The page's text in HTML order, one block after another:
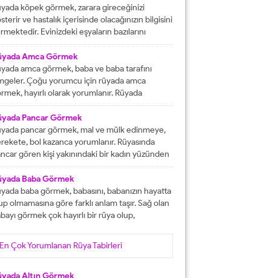
olmasına işaret etmektedir. İşlerinizin
gideceğini gösterirken, ömür boyu
olan konforlu bir hayatın varlığına delalet
Ağız tadınızı bozan faktörleri...
köpek görmek, zarara gireceğinizi
ve hastalık içerisinde olacağınızın bilgisini
Evinizdeki eşyaların bazılarını
delalet etmektedir. Kuvvetsiz
durumun içerisinde kalacağınızın ve rahatsızlık
olacağınızın haberini vermektedir.
dönemlerin içerisinde olacağınızın
verir ve kendinizi başarısız
işaret olacaktır. Diğer yandan ise
yapacak olan kişilerden dolayı başınızın...
Amca Görmek
amca görmek, baba ve baba tarafını
Çoğu yorumcu için rüyada amca
hayırlı olarak yorumlanır. Rüyada
gören kişi, kısa süre içerisinde
çözüp, huzura kavuşacak demektir.
bu rüyayı gören kişinin sağlık sıkıntıları varsa,
çözüme ulaşacak olarak yorumlanır. İşsiz
kişinin bu rüyayı görmesi hayırlı iş
Pancar Görmek
pancar görmek, mal ve mülk edinmeye,
bol kazanca yorumlanır. Rüyasında
gören kişi yakınındaki bir kadın yüzünden
düşebilir, acı haber alabilir, başına gelecek
üzüntüye ve kedere tabir edilebilir. Bekar
rüyasında pancar görürse, yakın zamanda
yada evlenir. Evli birisinin gördüğü
rüyası, eşiyle kavgaya yada ayrılığa...
Baba Görmek
baba görmek, babasını, babanızın hayatta
olmamasına göre farklı anlam taşır. Sağ olan
görmek çok hayırlı bir rüya olup,
veren veren en değerli varlıklar, kişinin
etmiş ise ihtiyacı olanlara yardım etmesi
En Çok Yorumlanan Rüya Tabirleri
Altın Görmek